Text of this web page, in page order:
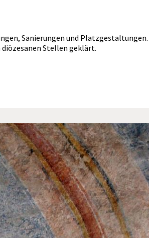
Sanierungen und Platzgestaltungen.
Stellen geklärt.